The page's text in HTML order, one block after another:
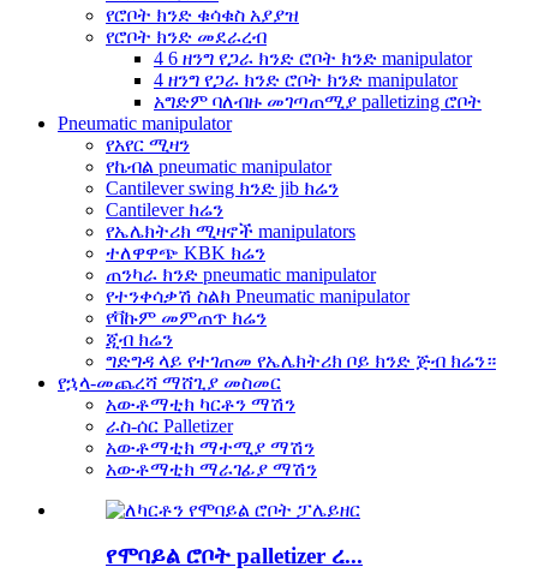
የሮቦት ክንድ ቁሳቁስ አያያዝ
የሮቦት ክንድ መደራረብ
4 6 ዘንግ የጋራ ክንድ ሮቦት ክንድ manipulator
4 ዘንግ የጋራ ክንድ ሮቦት ክንድ manipulator
አግድም ባለብዙ መገጣጠሚያ palletizing ሮቦት
Pneumatic manipulator
የአየር ሚዛን
የኬብል pneumatic manipulator
Cantilever swing ክንድ jib ክሬን
Cantilever ክሬን
የኤሌክትሪክ ሚዛኖች manipulators
ተለዋዋጭ KBK ክሬን
ጠንካራ ክንድ pneumatic manipulator
የተንቀሳቃሽ ስልክ Pneumatic manipulator
የቫኩም መምጠጥ ክሬን
ጂብ ክሬን
ግድግዳ ላይ የተገጠመ የኤሌክትሪክ ቦይ ክንድ ጅብ ክሬን።
የኋላ-መጨረሻ ማሸጊያ መስመር
አውቶማቲክ ካርቶን ማሽን
ራስ-ሰር Palletizer
አውቶማቲክ ማተሚያ ማሽን
አውቶማቲክ ማራገፊያ ማሽን
የሞባይል ሮቦት palletizer ረ...